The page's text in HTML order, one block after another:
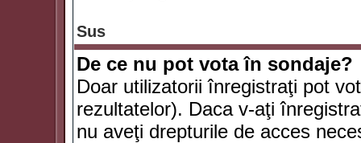
Sus
De ce nu pot vota în sondaje?
Doar utilizatorii înregistraţi pot
rezultatelor). Daca v-aţi
nu aveţi drepturile de acces